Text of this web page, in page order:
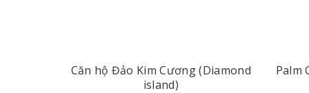
Căn hộ Đảo Kim Cương (Diamond
island)
Palm